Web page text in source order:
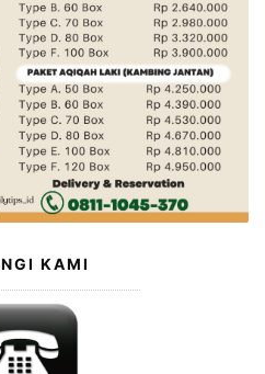
KAMI